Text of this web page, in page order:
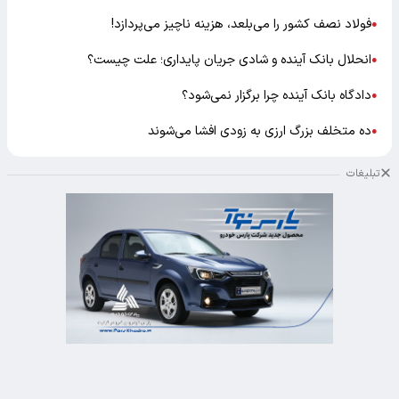
●فولاد نصف کشور را می‌بلعد، هزینه ناچیز می‌پردازد!
●انحلال بانک آینده و شادی جریان پایداری؛ علت چیست؟
●دادگاه بانک آینده چرا برگزار نمی‌شود؟
●ده متخلف بزرگ ارزی به زودی افشا می‌شوند
تبلیغات